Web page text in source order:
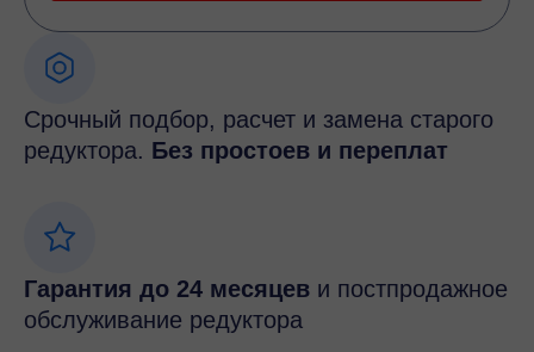
Срочный подбор, расчет и замена старого
редуктора. Без простоев и переплат
Гарантия до 24 месяцев и постпродажное
обслуживание редуктора